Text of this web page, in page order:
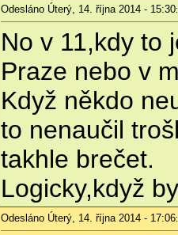
Odesláno Úterý, 14. října 2014 - 15:30
No v 11,kdy to
Praze nebo v
Když někdo
to nenaučil
takhle brečet.
Logicky,když
Odesláno Úterý, 14. října 2014 - 17:06